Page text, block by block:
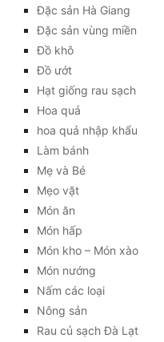
Đặc sản Hà Giang
Đặc sản vùng miền
Đồ khô
Đồ ướt
Hạt giống rau sạch
Hoa quả
hoa quả nhập khẩu
Làm bánh
Mẹ và Bé
Mẹo vặt
Món ăn
Món hấp
Món kho – Món xào
Món nướng
Nấm các loại
Nông sản
Rau củ sạch Đà Lạt